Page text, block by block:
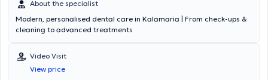
About the specialist
Modern, personalised dental care in Kalamaria | From check-ups &
cleaning to advanced treatments
Video Visit
View price